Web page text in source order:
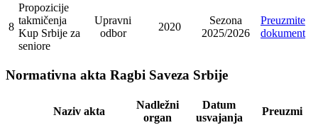
8
Propozicije
takmičenja
Kup Srbije za
seniore
Upravni
odbor
2020
Sezona
2025/2026
Preuzmite
dokument
Normativna akta Ragbi Saveza Srbije
Naziv akta
Nadležni
organ
Datum
usvajanja
Preuzmi